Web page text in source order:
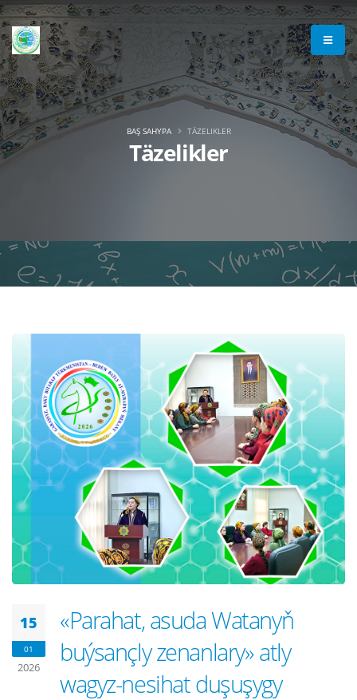
Täzelikler
BAŞ SAHYPA TÄZELIKLER
15
01
2026
«Parahat, asuda Watanyň
buýsançly zenanlary» atly
wagyz-nesihat duşuşygy